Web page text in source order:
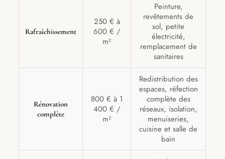
Rafraîchissement
250 € à
600 € /
m²
Peinture,
revêtements de
sol, petite
électricité,
remplacement de
sanitaires
Rénovation
complète
800 € à 1
400 € /
m²
Redistribution des
espaces, réfection
complète des
réseaux, isolation,
menuiseries,
cuisine et salle de
bain